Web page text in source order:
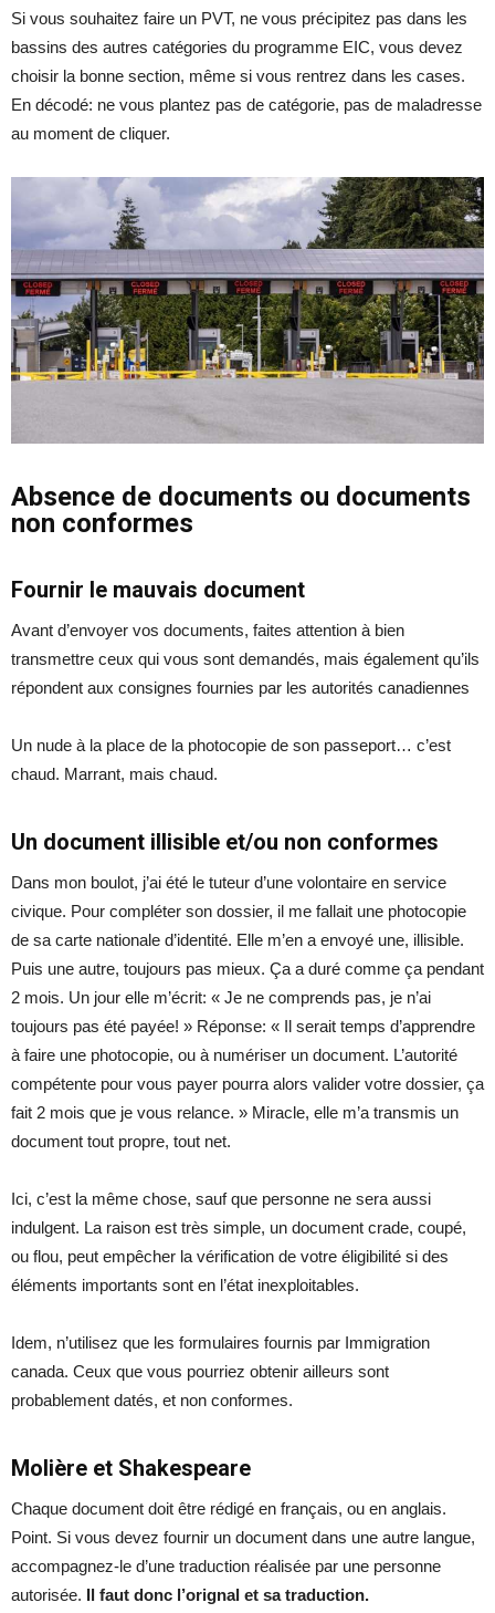
Si vous souhaitez faire un PVT, ne vous précipitez pas dans les
bassins des autres catégories du programme EIC, vous devez
choisir la bonne section, même si vous rentrez dans les cases.
En décodé: ne vous plantez pas de catégorie, pas de maladresse
au moment de cliquer.
Absence de documents ou documents
non conformes
Fournir le mauvais document
Avant d’envoyer vos documents, faites attention à bien
transmettre ceux qui vous sont demandés, mais également qu’ils
répondent aux consignes fournies par les autorités canadiennes
Un nude à la place de la photocopie de son passeport… c’est
chaud. Marrant, mais chaud.
Un document illisible et/ou non conformes
Dans mon boulot, j’ai été le tuteur d’une volontaire en service
civique. Pour compléter son dossier, il me fallait une photocopie
de sa carte nationale d’identité. Elle m’en a envoyé une, illisible.
Puis une autre, toujours pas mieux. Ça a duré comme ça pendant
2 mois. Un jour elle m’écrit: « Je ne comprends pas, je n’ai
toujours pas été payée! » Réponse: « Il serait temps d’apprendre
à faire une photocopie, ou à numériser un document. L’autorité
compétente pour vous payer pourra alors valider votre dossier, ça
fait 2 mois que je vous relance. » Miracle, elle m’a transmis un
document tout propre, tout net.
Ici, c’est la même chose, sauf que personne ne sera aussi
indulgent. La raison est très simple, un document crade, coupé,
ou flou, peut empêcher la vérification de votre éligibilité si des
éléments importants sont en l’état inexploitables.
Idem, n’utilisez que les formulaires fournis par Immigration
canada. Ceux que vous pourriez obtenir ailleurs sont
probablement datés, et non conformes.
Molière et Shakespeare
Chaque document doit être rédigé en français, ou en anglais.
Point. Si vous devez fournir un document dans une autre langue,
accompagnez-le d’une traduction réalisée par une personne
autorisée. Il faut donc l’orignal et sa traduction.